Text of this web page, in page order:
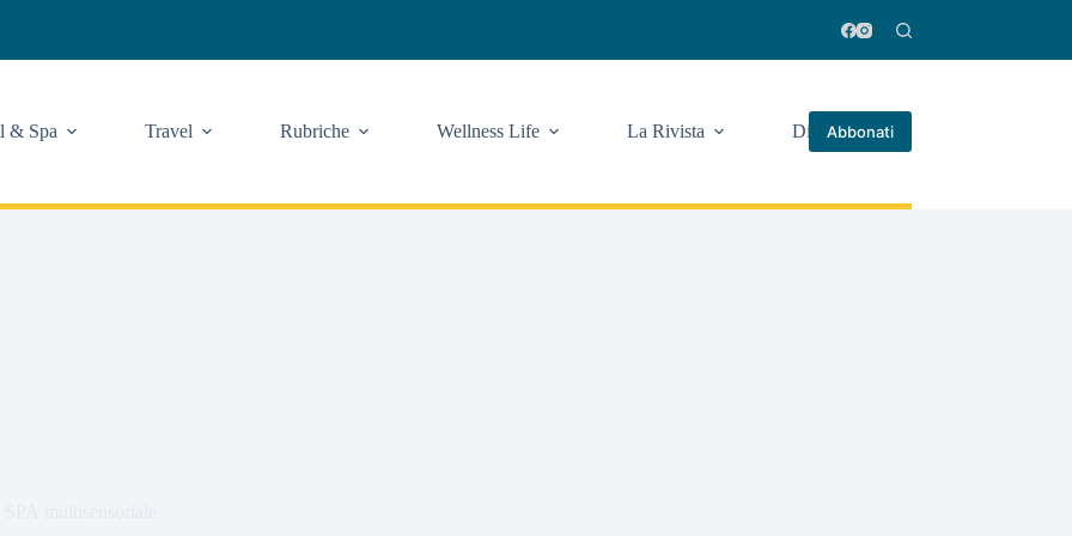
& Spa Travel Rubriche Wellness Life La Rivista Di piùAbbonati